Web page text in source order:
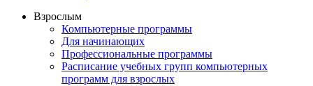
Взрослым
Компьютерные программы
Для начинающих
Профессиональные программы
Расписание учебных групп компьютерных
программ для взрослых